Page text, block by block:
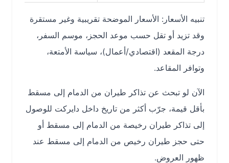
تنبيه الأسعار: الأسعار الموضحة تقريبية وغير مستقرة
وقد تزيد أو تقل حسب موعد الحجز، موسم السفر،
درجة المقعد (اقتصادي/أعمال)، سياسة الأمتعة،
وتوافر المقاعد.
الآن لو تبحث عن تذاكر طيران من الدمام إلى مسقط
بأقل قيمة، جرّب أكثر من تاريخ داخل دايركت للوصول
إلى تذاكر طيران رخيصة من الدمام إلى مسقط أو
حتى حجز طيران رخيص من الدمام إلى مسقط عند
ظهور العروض.